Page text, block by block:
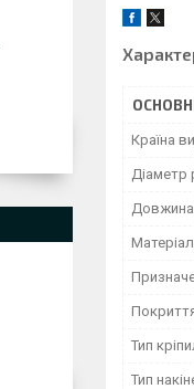
Країна
Діаметр
Довжина
Тип
Тип